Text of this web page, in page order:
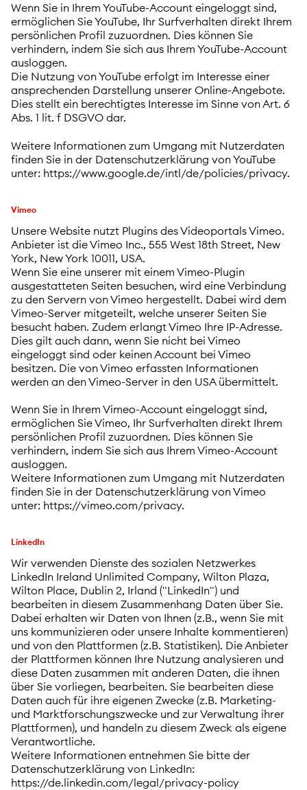
Wenn Sie in Ihrem YouTube-Account eingeloggt sind,
ermöglichen Sie YouTube, Ihr Surfverhalten direkt Ihrem
persönlichen Profil zuzuordnen. Dies können Sie
verhindern, indem Sie sich aus Ihrem YouTube-Account
ausloggen.
Die Nutzung von YouTube erfolgt im Interesse einer
ansprechenden Darstellung unserer Online-Angebote.
Dies stellt ein berechtigtes Interesse im Sinne von Art. 6
Abs. 1 lit. f DSGVO dar.
Weitere Informationen zum Umgang mit Nutzerdaten
finden Sie in der Datenschutzerklärung von YouTube
unter: https://www.google.de/intl/de/policies/privacy.
Vimeo
Unsere Website nutzt Plugins des Videoportals Vimeo.
Anbieter ist die Vimeo Inc., 555 West 18th Street, New
York, New York 10011, USA.
Wenn Sie eine unserer mit einem Vimeo-Plugin
ausgestatteten Seiten besuchen, wird eine Verbindung
zu den Servern von Vimeo hergestellt. Dabei wird dem
Vimeo-Server mitgeteilt, welche unserer Seiten Sie
besucht haben. Zudem erlangt Vimeo Ihre IP-Adresse.
Dies gilt auch dann, wenn Sie nicht bei Vimeo
eingeloggt sind oder keinen Account bei Vimeo
besitzen. Die von Vimeo erfassten Informationen
werden an den Vimeo-Server in den USA übermittelt.
Wenn Sie in Ihrem Vimeo-Account eingeloggt sind,
ermöglichen Sie Vimeo, Ihr Surfverhalten direkt Ihrem
persönlichen Profil zuzuordnen. Dies können Sie
verhindern, indem Sie sich aus Ihrem Vimeo-Account
ausloggen.
Weitere Informationen zum Umgang mit Nutzerdaten
finden Sie in der Datenschutzerklärung von Vimeo
unter: https://vimeo.com/privacy.
LinkedIn
Wir verwenden Dienste des sozialen Netzwerkes
LinkedIn Ireland Unlimited Company, Wilton Plaza,
Wilton Place, Dublin 2, Irland ("LinkedIn") und
bearbeiten in diesem Zusammenhang Daten über Sie.
Dabei erhalten wir Daten von Ihnen (z.B., wenn Sie mit
uns kommunizieren oder unsere Inhalte kommentieren)
und von den Plattformen (z.B. Statistiken). Die Anbieter
der Plattformen können Ihre Nutzung analysieren und
diese Daten zusammen mit anderen Daten, die ihnen
über Sie vorliegen, bearbeiten. Sie bearbeiten diese
Daten auch für ihre eigenen Zwecke (z.B. Marketing-
und Marktforschungszwecke und zur Verwaltung ihrer
Plattformen), und handeln zu diesem Zweck als eigene
Verantwortliche.
Weitere Informationen entnehmen Sie bitte der
Datenschutzerklärung von LinkedIn:
https://de.linkedin.com/legal/privacy-policy